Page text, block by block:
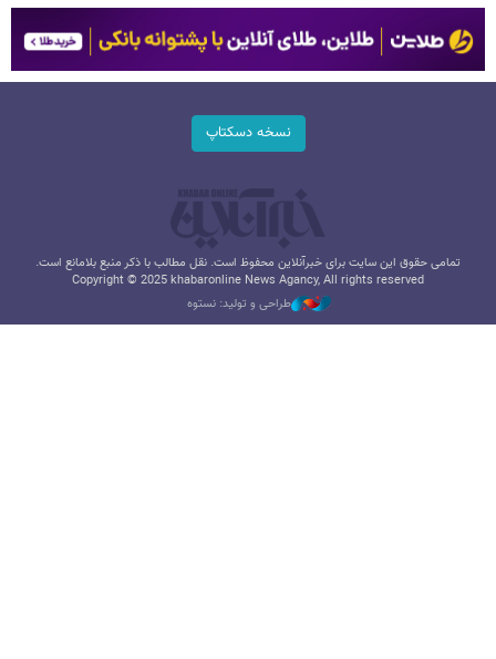
نسخه دسکتاپ
تمامی حقوق این سایت برای خبرآنلاین محفوظ است. نقل مطالب با ذکر منبع بلامانع است.
Copyright © 2025 khabaronline News Agancy, All rights reserved
طراحی و تولید: نستوه